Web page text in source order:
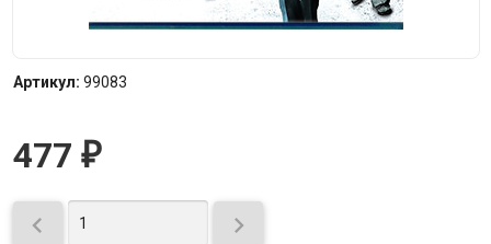
Артикул: 99083
477 ₽
 